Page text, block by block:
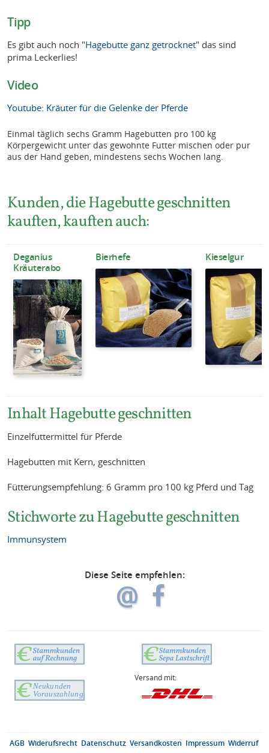
Tipp
Es gibt auch noch "Hagebutte ganz getrocknet" das sind
prima Leckerlies!
Video
Youtube: Kräuter für die Gelenke der Pferde
Einmal täglich sechs Gramm Hagebutten pro 100 kg
Körpergewicht unter das gewohnte Futter mischen oder pur
aus der Hand geben, mindestens sechs Wochen lang.
Kunden, die Hagebutte geschnitten
kauften, kauften auch:
Deganius
Kräuterabo
Bierhefe Kieselgur
Inhalt Hagebutte geschnitten
Einzelfuttermittel für Pferde
Hagebutten mit Kern, geschnitten
Fütterungsempfehlung: 6 Gramm pro 100 kg Pferd und Tag
Stichworte zu Hagebutte geschnitten
Immunsystem
Diese Seite empfehlen:
Versand mit:
AGB Widerufsrecht Datenschutz Versandkosten Impressum Widerruf